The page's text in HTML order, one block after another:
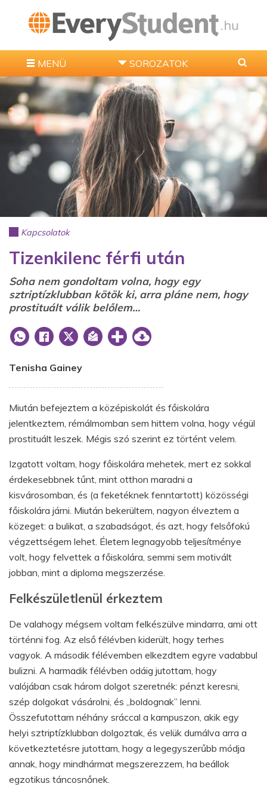
MENÜ SOROZATOK
Kapcsolatok
Tizenkilenc férfi után
Soha nem gondoltam volna, hogy egy
sztriptízklubban kötök ki, arra pláne nem, hogy
prostituált válik belőlem…
Tenisha Gainey
Miután befejeztem a középiskolát és főiskolára
jelentkeztem, rémálmomban sem hittem volna, hogy végül
prostituált leszek. Mégis szó szerint ez történt velem.
Izgatott voltam, hogy főiskolára mehetek, mert ez sokkal
érdekesebbnek tűnt, mint otthon maradni a
kisvárosomban, és (a feketéknek fenntartott) közösségi
főiskolára járni. Miután bekerültem, nagyon élveztem a
közeget: a bulikat, a szabadságot, és azt, hogy felsőfokú
végzettségem lehet. Életem legnagyobb teljesítménye
volt, hogy felvettek a főiskolára, semmi sem motivált
jobban, mint a diploma megszerzése.
Felkészületlenül érkeztem
De valahogy mégsem voltam felkészülve mindarra, ami ott
történni fog. Az első félévben kiderült, hogy terhes
vagyok. A második félévemben elkezdtem egyre vadabbul
bulizni. A harmadik félévben odáig jutottam, hogy
valójában csak három dolgot szeretnék: pénzt keresni,
szép dolgokat vásárolni, és „boldognak” lenni.
Összefutottam néhány sráccal a kampuszon, akik egy
helyi sztriptízklubban dolgoztak, és velük dumálva arra a
következtetésre jutottam, hogy a legegyszerűbb módja
annak, hogy mindhármat megszerezzem, ha beállok
egzotikus táncosnőnek.